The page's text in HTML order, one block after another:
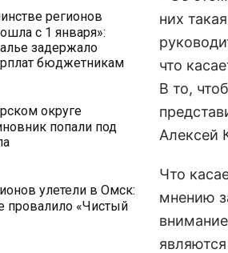
регионов
с 1 января»:
задержало
бюджетникам
округе
попали под
улетели в Омск:
провалило «Чистый
них
что
В то,
Алексей
Что
мнению